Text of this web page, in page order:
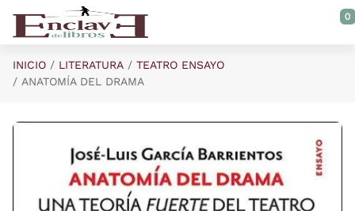
Saltar al contenido principal
0
INICIO LITERATURA
TEATRO ENSAYO
ANATOMÍA DEL DRAMA